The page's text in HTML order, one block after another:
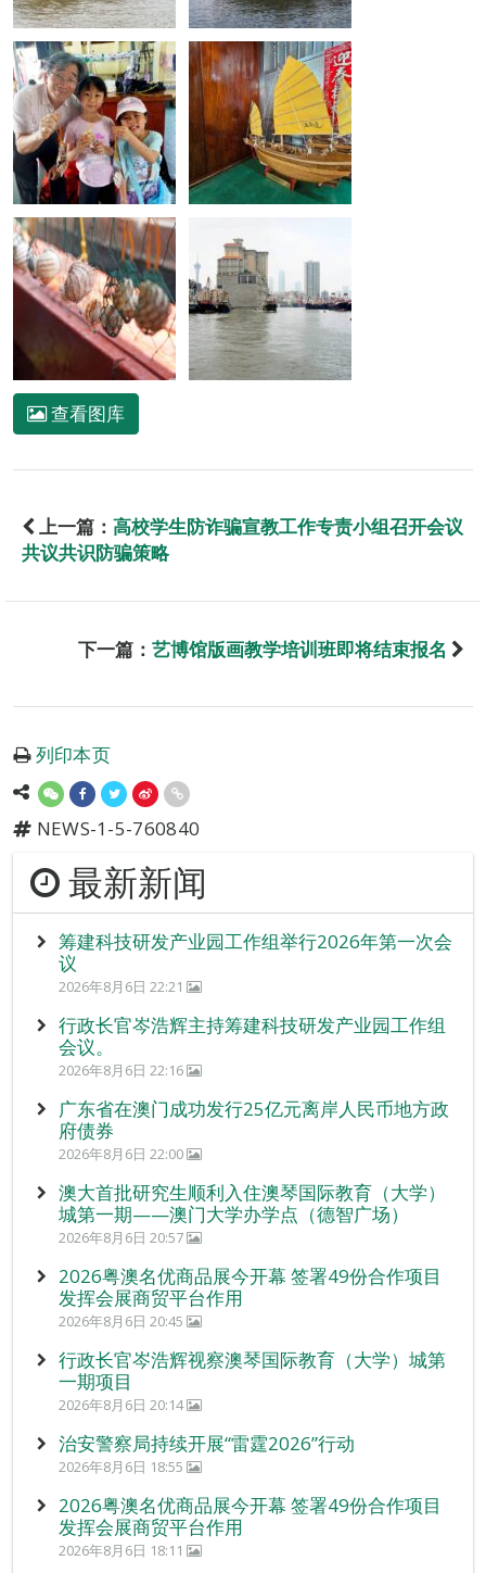
查看图库
上一篇： 高校学生防诈骗宣教工作专责小组召开会议
共议共识防骗策略
下一篇： 艺博馆版画教学培训班即将结束报名
列印本页
NEWS-1-5-760840
最新新闻
筹建科技研发产业园工作组举行2026年第一次会
议
2026年8月6日 22:21
行政长官岑浩辉主持筹建科技研发产业园工作组
会议。
2026年8月6日 22:16
广东省在澳门成功发行25亿元离岸人民币地方政
府债券
2026年8月6日 22:00
澳大首批研究生顺利入住澳琴国际教育（大学）
城第一期——澳门大学办学点（德智广场）
2026年8月6日 20:57
2026粤澳名优商品展今开幕 签署49份合作项目
发挥会展商贸平台作用
2026年8月6日 20:45
行政长官岑浩辉视察澳琴国际教育（大学）城第
一期项目
2026年8月6日 20:14
治安警察局持续开展“雷霆2026”行动
2026年8月6日 18:55
2026粤澳名优商品展今开幕 签署49份合作项目
发挥会展商贸平台作用
2026年8月6日 18:11